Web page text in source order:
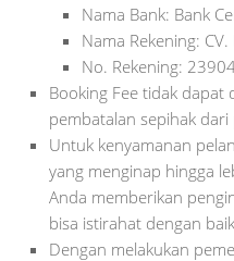
Nama Bank: Bank
Nama Rekening: CV.
No. Rekening:
Booking Fee tidak dapat
pembatalan sepihak dari
Untuk kenyamanan
yang menginap hingga
Anda memberikan
bisa istirahat dengan
Dengan melakukan